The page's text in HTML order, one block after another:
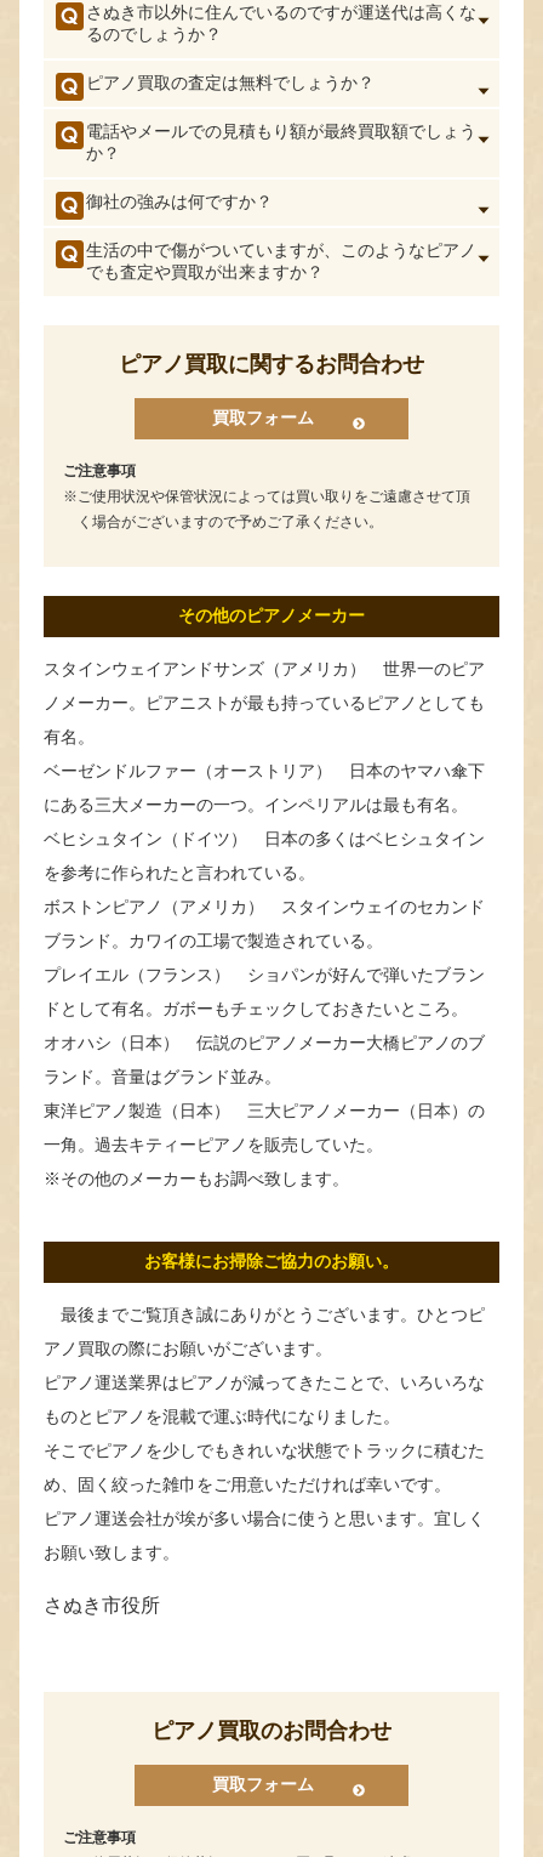
さぬき市以外に住んでいるのですが運送代は高くな
るのでしょうか？
ピアノ買取の査定は無料でしょうか？
電話やメールでの見積もり額が最終買取額でしょう
か？
御社の強みは何ですか？
生活の中で傷がついていますが、このようなピアノ
でも査定や買取が出来ますか？
ピアノ買取に関するお問合わせ
買取フォーム
ご注意事項
ご使用状況や保管状況によっては買い取りをご遠慮させて頂
く場合がございますので予めご了承ください。
その他のピアノメーカー
スタインウェイアンドサンズ（アメリカ） 世界一のピア
ノメーカー。ピアニストが最も持っているピアノとしても
有名。
ベーゼンドルファー（オーストリア） 日本のヤマハ傘下
にある三大メーカーの一つ。インペリアルは最も有名。
ベヒシュタイン（ドイツ） 日本の多くはベヒシュタイン
を参考に作られたと言われている。
ボストンピアノ（アメリカ） スタインウェイのセカンド
ブランド。カワイの工場で製造されている。
プレイエル（フランス） ショパンが好んで弾いたブラン
ドとして有名。ガボーもチェックしておきたいところ。
オオハシ（日本） 伝説のピアノメーカー大橋ピアノのブ
ランド。音量はグランド並み。
東洋ピアノ製造（日本） 三大ピアノメーカー（日本）の
一角。過去キティーピアノを販売していた。
※その他のメーカーもお調べ致します。
お客様にお掃除ご協力のお願い。
最後までご覧頂き誠にありがとうございます。ひとつピ
アノ買取の際にお願いがございます。
ピアノ運送業界はピアノが減ってきたことで、いろいろな
ものとピアノを混載で運ぶ時代になりました。
そこでピアノを少しでもきれいな状態でトラックに積むた
め、固く絞った雑巾をご用意いただければ幸いです。
ピアノ運送会社が埃が多い場合に使うと思います。宜しく
お願い致します。
さぬき市役所
ピアノ買取のお問合わせ
買取フォーム
ご注意事項